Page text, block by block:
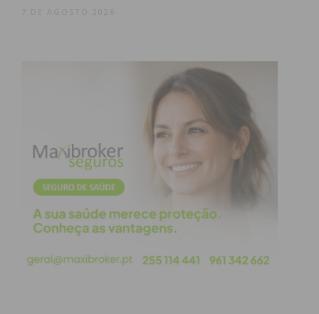
os temas que serão explorados encontram-se: “A
Artificial pode Potenciar Projetos e Intervenções
Sociais?” e “Intervenção com Sentido: Estratégias
para Trabalhar o Trauma Infantil”, permitindo aos
participantes aprofundar conhecimentos práticos e
reflexões sobre estratégias de intervenção junto de
públicos vulneráveis.
Dirigido a entidades e profissionais que intervêm
na área da violência doméstica, bem como a todos
os que trabalham direta ou indiretamente com
públicos vulneráveis, o seminário promove a
7 DE AGOSTO 2026